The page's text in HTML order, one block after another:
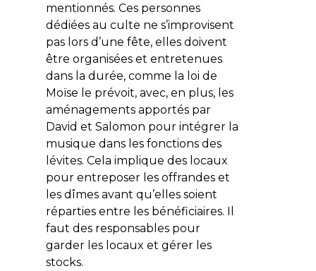
mentionnés. Ces personnes
dédiées au culte ne s’improvisent
pas lors d’une fête, elles doivent
être organisées et entretenues
dans la durée, comme la loi de
Moïse le prévoit, avec, en plus, les
aménagements apportés par
David et Salomon pour intégrer la
musique dans les fonctions des
lévites. Cela implique des locaux
pour entreposer les offrandes et
les dîmes avant qu’elles soient
réparties entre les bénéficiaires. Il
faut des responsables pour
garder les locaux et gérer les
stocks.